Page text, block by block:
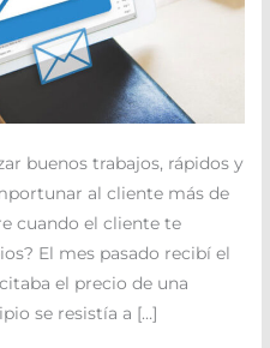
buenos trabajos, rápidos y
al cliente más de
cuando el cliente te
El mes pasado recibí el
el precio de una
se resistía a […]